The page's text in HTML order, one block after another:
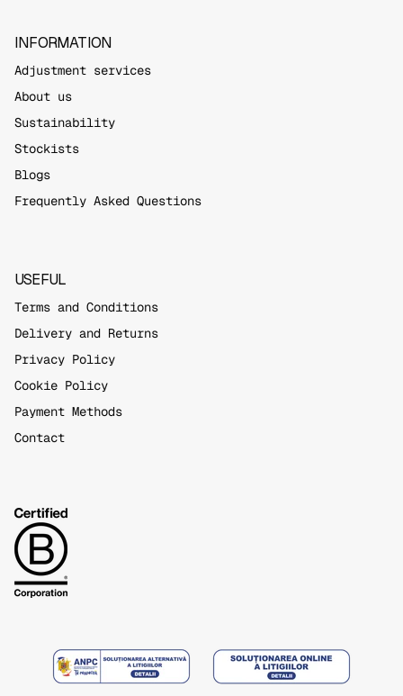
INFORMATION
Adjustment services
About us
Sustainability
Stockists
Blogs
Frequently Asked Questions
USEFUL
Terms and Conditions
Delivery and Returns
Privacy Policy
Cookie Policy
Payment Methods
Contact